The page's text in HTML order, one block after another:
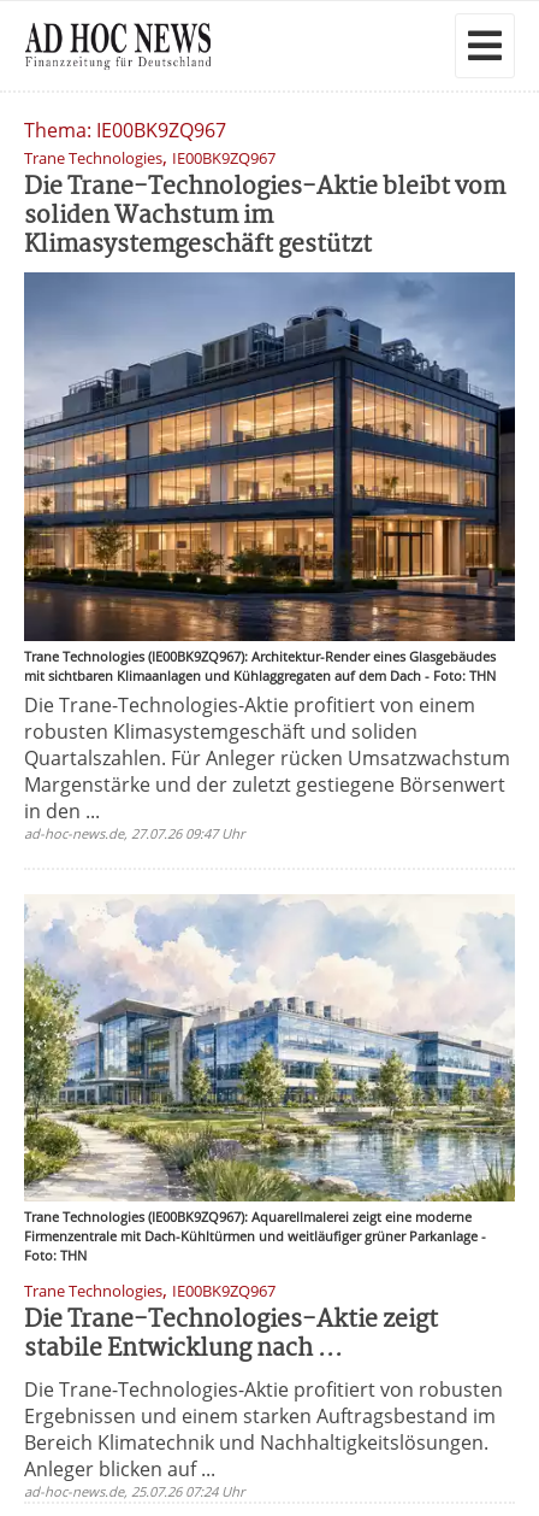
Thema: IE00BK9ZQ967
Trane Technologies, IE00BK9ZQ967
Die Trane-Technologies-Aktie bleibt vom
soliden Wachstum im
Klimasystemgeschäft gestützt
Trane Technologies (IE00BK9ZQ967): Architektur-Render eines Glasgebäudes
mit sichtbaren Klimaanlagen und Kühlaggregaten auf dem Dach - Foto: THN
Die Trane-Technologies-Aktie profitiert von einem
robusten Klimasystemgeschäft und soliden
Quartalszahlen. Für Anleger rücken Umsatzwachstum
Margenstärke und der zuletzt gestiegene Börsenwert
in den ...
ad-hoc-news.de, 27.07.26 09:47 Uhr
Trane Technologies (IE00BK9ZQ967): Aquarellmalerei zeigt eine moderne
Firmenzentrale mit Dach-Kühltürmen und weitläufiger grüner Parkanlage -
Foto: THN
Trane Technologies, IE00BK9ZQ967
Die Trane-Technologies-Aktie zeigt
stabile Entwicklung nach ...
Die Trane-Technologies-Aktie profitiert von robusten
Ergebnissen und einem starken Auftragsbestand im
Bereich Klimatechnik und Nachhaltigkeitslösungen.
Anleger blicken auf ...
ad-hoc-news.de, 25.07.26 07:24 Uhr